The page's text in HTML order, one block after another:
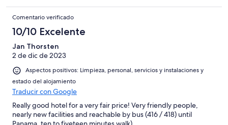
Comentario verificado
10/10 Excelente
Jan Thorsten
2 de dic de 2023
Aspectos positivos: Limpieza, personal, servicios y instalaciones y
estado del alojamiento
Traducir con Google
Really good hotel for a very fair price! Very friendly people,
nearly new facilities and reachable by bus (416 / 418) until